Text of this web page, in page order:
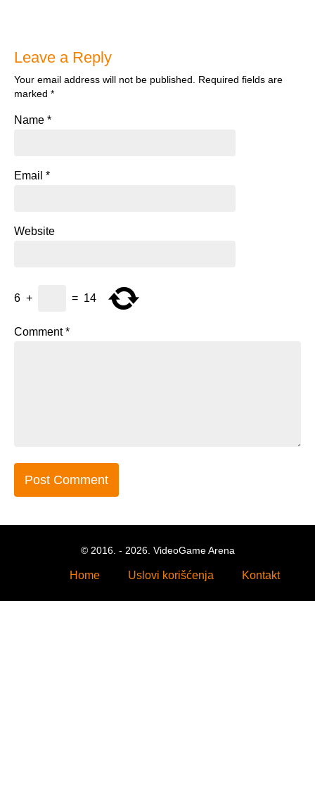
Leave a Reply
Your email address will not be published. Required fields are
marked *
Name *
Email *
Website
6 + = 14
Comment*
© 2016. - 2026. VideoGame Arena
Home Uslovi korišćenja Kontakt